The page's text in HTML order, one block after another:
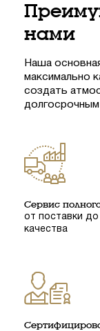
нами
Наша
максимально
создать
Сервис
от поставки
качества